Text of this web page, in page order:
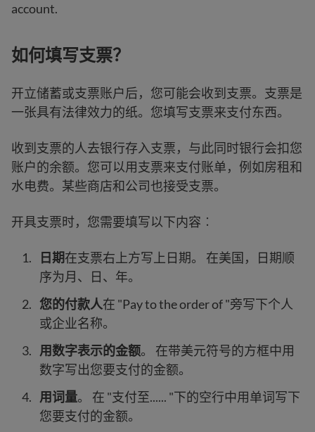
account.
如何填写支票？
开立储蓄或支票账户后，您可能会收到支票。支票是
一张具有法律效力的纸。您填写支票来支付东西。
收到支票的人去银行存入支票，与此同时银行会扣您
账户的余额。您可以用支票来支付账单，例如房租和
水电费。某些商店和公司也接受支票。
开具支票时，您需要填写以下内容︰
日期在支票右上方写上日期。 在美国，日期顺
序为月、日、年。
您的付款人在 "Pay to the order of "旁写下个人
或企业名称。
用数字表示的金额。 在带美元符号的方框中用
数字写出您要支付的金额。
用词量。 在 "支付至...... "下的空行中用单词写下
您要支付的金额。